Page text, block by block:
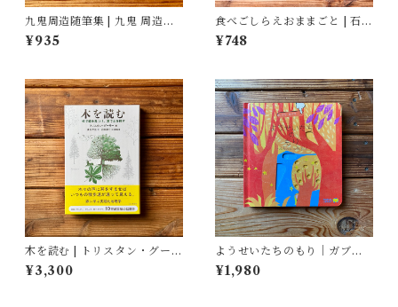
九鬼周造随筆集 | 九鬼 周造
(著), 菅野 昭正(編)
¥935
食べごしらえおままごと | 石牟
礼 道子
¥748
木を読む | トリスタン・グーリ
ー
¥3,300
ようせいたちのもり｜ガブリ
エーレ・クリーマ, さとう なな
こ訳
¥1,980